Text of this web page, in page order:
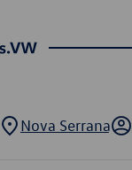
Nova Serrana